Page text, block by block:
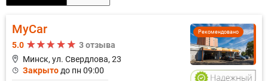
Рекомендовано
MyCar
5.0
3 отзыва
Минск, ул. Свердлова, 23
Закрыто до пн 09:00